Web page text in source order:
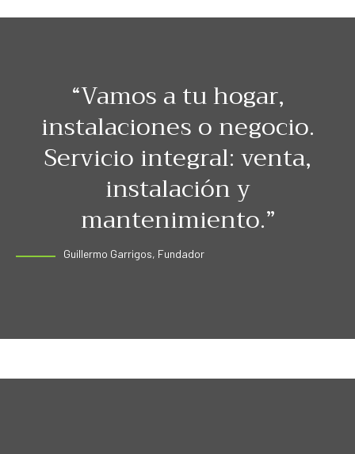
“Vamos a tu hogar,
instalaciones o negocio.
Servicio integral: venta,
instalación y
mantenimiento.”
Guillermo Garrigos, Fundador